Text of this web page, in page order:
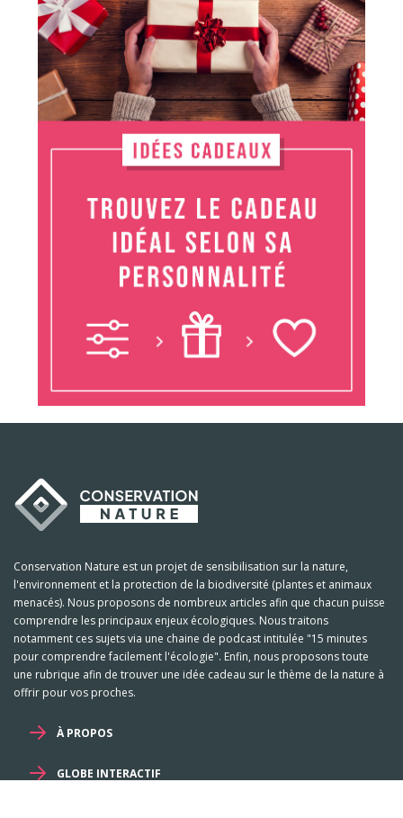
Conservation Nature est un projet de sensibilisation sur la nature,
l'environnement et la protection de la biodiversité (plantes et animaux
menacés). Nous proposons de nombreux articles afin que chacun puisse
comprendre les principaux enjeux écologiques. Nous traitons
notamment ces sujets via une chaine de podcast intitulée "15 minutes
pour comprendre facilement l'écologie". Enfin, nous proposons toute
une rubrique afin de trouver une idée cadeau sur le thème de la nature à
offrir pour vos proches.
À PROPOS
GLOBE INTERACTIF